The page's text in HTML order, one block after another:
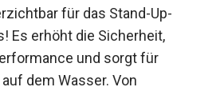
für das Stand-Up-
Es erhöht die Sicherheit,
und sorgt für
dem Wasser. Von